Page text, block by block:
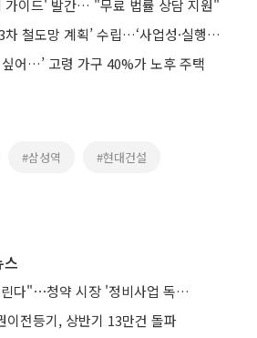
가이드' 발간… "무료 법률 상담 지원"
서울시, 9.2조 투입 ‘3차 철도망 계획’ 수립…‘사업성·실행력’ 높여 조기 착공 사활
싶어…’ 고령 가구 40%가 노후 주택
#삼성역 #현대건설
스
"완성된 인프라에 몰린다"⋯청약 시장 '정비사업 독주' 42배 격차
이전등기, 상반기 13만건 돌파